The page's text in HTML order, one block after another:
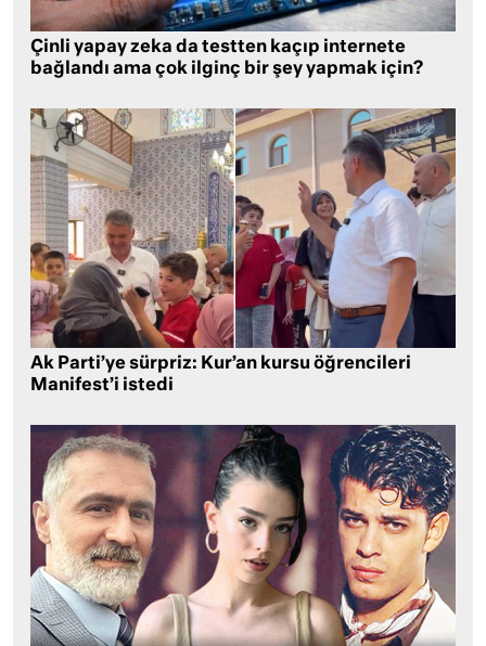
Çinli yapay zeka da testten kaçıp internete
bağlandı ama çok ilginç bir şey yapmak için?
Ak Parti’ye sürpriz: Kur’an kursu öğrencileri
Manifest’i istedi